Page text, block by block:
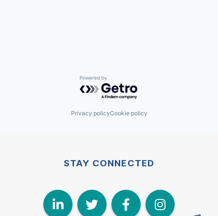
Powered by Getro.com
Privacy policyCookie policy
STAY CONNECTED
LinkedIn
Twitter